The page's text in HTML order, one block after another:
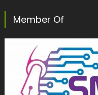
Member Of